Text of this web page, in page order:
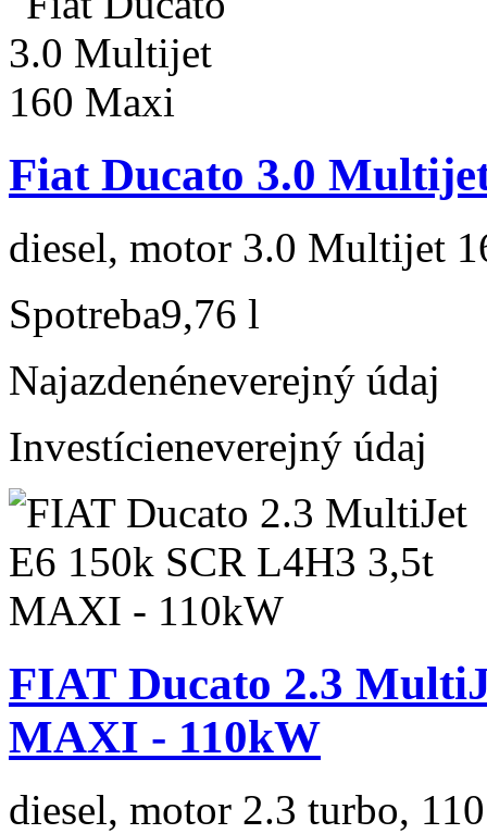
Fiat Ducato 3.0
diesel, motor 3.0 Multijet
Spotreba9,76 l
Najazdenéneverejný údaj
Investícieneverejný údaj
FIAT Ducato 2.3
MAXI - 110kW
diesel, motor 2.3 turbo,